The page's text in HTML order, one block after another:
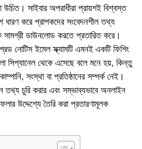
উচিত। সাইবার অপরাধীরা প্রায়শই বিশ্বস্ত
ধারণ করে প্রাপকদের সংবেদনশীল তথ্য
সামগ্রী ডাউনলোড করতে প্রতারিত করে।
নোটিস ইমেল স্ক্যামটি এমনই একটি ফিশিং
সিপ্যানেল থেকে এসেছে বলে মনে হয়, কিন্তু
সংস্থা বা প্রতিষ্ঠানের সম্পর্ক নেই।
চুরি করার এবং সম্ভাব্যভাবে অনলাইন
উদ্দেশ্যে তৈরি করা প্রতারণামূলক